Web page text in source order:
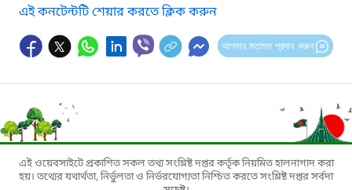
এই কনটেন্টটি শেয়ার করতে ক্লিক করুন
আপনার মতামত প্রদান করুন
এই ওয়েবসাইটে প্রকাশিত সকল তথ্য সংশ্লিষ্ট দপ্তর কর্তৃক নিয়মিত হালনাগাদ করা
হয়। তথ্যের যথার্থতা, নির্ভুলতা ও নির্ভরযোগ্যতা নিশ্চিত করতে সংশ্লিষ্ট দপ্তর সর্বদা